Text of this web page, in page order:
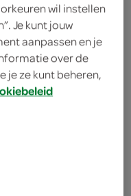
kies je winkel
wil instellen
Je kunt jouw
aanpassen en je
over de
je ze kunt beheren,